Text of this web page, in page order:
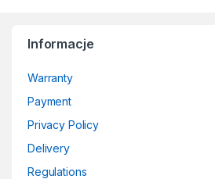
Informacje
Warranty
Payment
Privacy Policy
Delivery
Regulations